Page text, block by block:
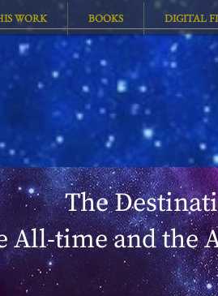
WORK BOOKS DIGITAL
The
All-time and the